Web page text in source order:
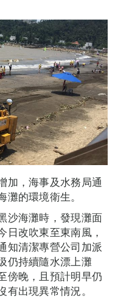
加，海事及水務局通
的環境衛生。
沙海灘時，發現灘面
日改吹東至東南風，
知清潔專營公司加派
仍持續隨水漂上灘
傍晚，且預計明早仍
出現異常情況。